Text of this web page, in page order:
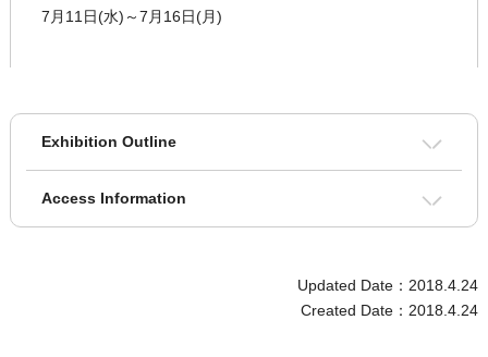
7月11日(水)～7月16日(月)
Exhibition Outline
Access Information
Updated Date：2018.4.24
Created Date：2018.4.24